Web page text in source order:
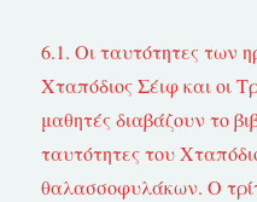
6.1. Οι ταυτότητες των
Χταπόδιος Σέιφ και οι
μαθητές διαβάζουν το
ταυτότητες του
θαλασσοφυλάκων. Ο